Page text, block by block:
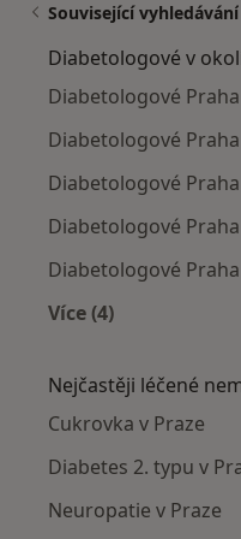
Související vyhledávání
Diabetologové v
Diabetologové
Diabetologové
Diabetologové
Diabetologové
Diabetologové
Více (4)
Nejčastěji léčené
Cukrovka v Praze
Diabetes 2. typu v
Neuropatie v Praze